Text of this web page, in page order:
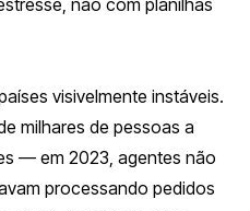
não com planilhas
visivelmente instáveis.
milhares de pessoas a
— em 2023, agentes não
processando pedidos